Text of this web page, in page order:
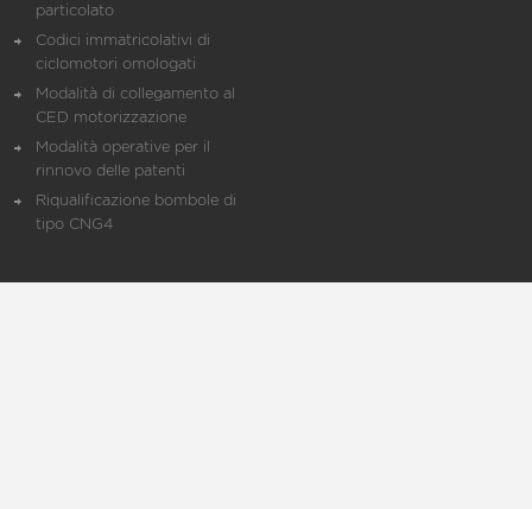
particolato
Codici immatricolativi di
ciclomotori omologati
Modalità di collegamento al
CED motorizzazione
Modalità operative per il
rinnovo delle patenti
Riqualificazione bombole di
tipo CNG4